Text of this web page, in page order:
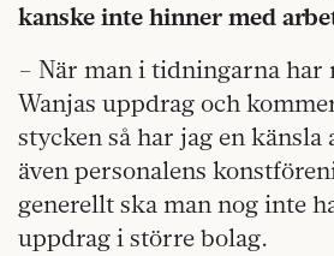
kanske inte hinner med
– När man i tidningarna har
Wanjas uppdrag och
stycken så har jag en
även personalens
generellt ska man nog inte
uppdrag i större bolag.